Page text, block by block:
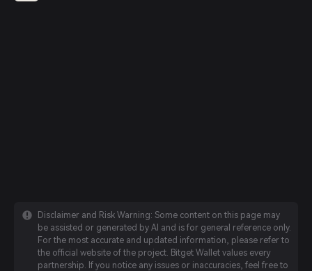
Disclaimer and Risk Warning: Some content on this page may
be assisted or generated by AI and is for general reference only.
For the most accurate and updated information, please refer to
the official website of the project. Bitget Wallet values every
partnership. If you notice any issues or inaccuracies, feel free to